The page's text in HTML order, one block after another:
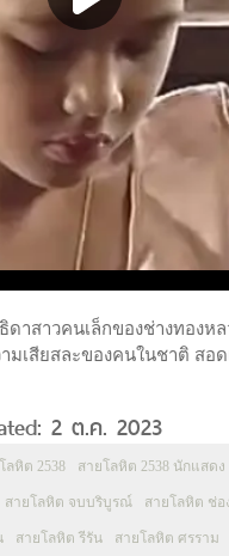
าสาวคนเล็กของช่างทอง
เสียสละของคนในชาติ สอ
2 ต.ค. 2023
ลหิต 2538 สายโลหิต 2538 นักแสดง
สายโลหิต จบบริบูรณ์ สายโลหิต ช่อ
สายโลหิต รีรัน สายโลหิต ศรราม